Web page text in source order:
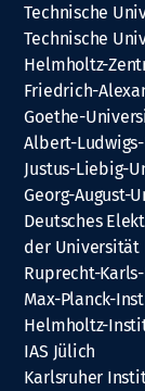
Technische
Technische
Helmholtz-
Friedrich-
Goethe-
Albert-
Justus-Liebig-
Georg-August-
Deutsches
der Universität
Ruprecht-
Max-Planck-
Helmholtz-
IAS Jülich
Karlsruher